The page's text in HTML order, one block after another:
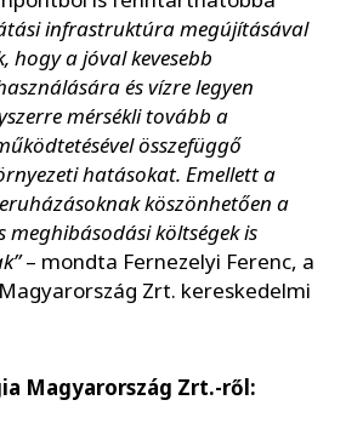
infrastruktúra megújításával
hogy a jóval kevesebb
és vízre legyen
mérsékli tovább a
összefüggő
hatásokat. Emellett a
köszönhetően a
költségek is
– mondta Fernezelyi Ferenc, a
Zrt. kereskedelmi
Magyarország Zrt.-ről: